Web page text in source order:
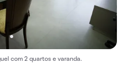
com 2 quartos e varanda.